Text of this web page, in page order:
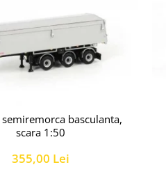
semiremorca basculanta,
scara 1:50
355,00 Lei